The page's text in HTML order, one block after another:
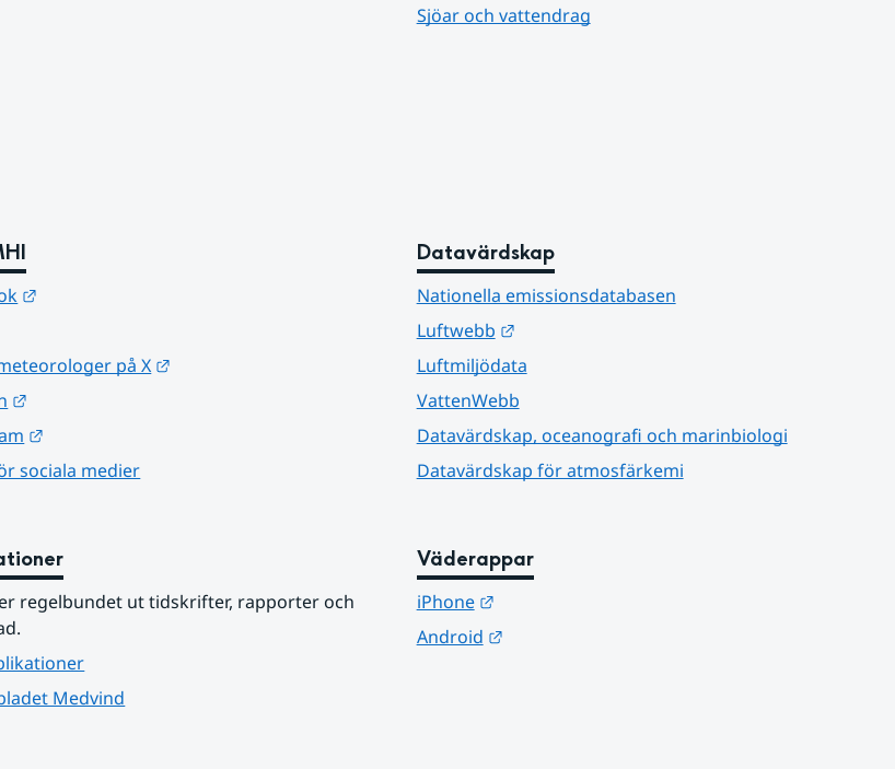
Sjöar och vattendrag
på X
sociala medier
Datavärdskap
Nationella emissionsdatabasen
Luftwebb
Länk till annan webbplats.
Luftmiljödata
VattenWebb
Datavärdskap, oceanografi och marinbiologi
Datavärdskap för atmosfärkemi
regelbundet ut tidskrifter, rapporter och
Medvind
Väderappar
iPhone
Länk till annan webbplats.
Android
Länk till annan webbplats.